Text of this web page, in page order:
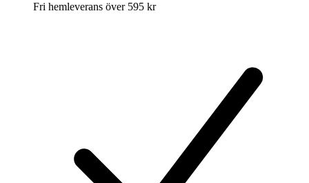
Fri hemleverans över 595 kr